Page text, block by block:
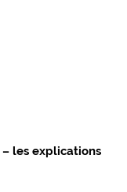
les explications